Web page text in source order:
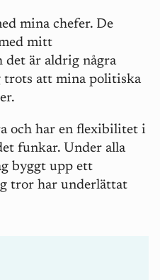
mina chefer. De
mitt
det är aldrig några
trots att mina politiska
och har en flexibilitet i
funkar. Under alla
byggt upp ett
tror har underlättat